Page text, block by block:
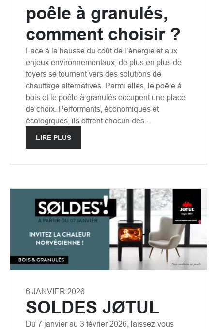
poêle à granulés,
comment choisir ?
Face à la hausse du coût de l’énergie et aux
enjeux environnementaux, de plus en plus de
foyers se tournent vers des solutions de
chauffage alternatives. Parmi elles, le poêle à
bois et le poêle à granulés occupent une place
de choix. Performants, économiques et
écologiques, ils offrent chacun des…
LIRE PLUS
6 JANVIER 2026
SOLDES JØTUL
Du 7 janvier au 3 février 2026, laissez-vous